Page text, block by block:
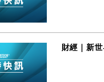
財經｜新